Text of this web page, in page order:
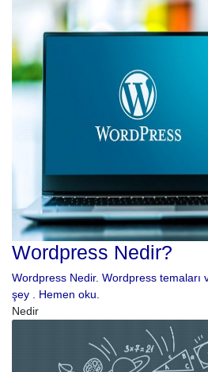
Wordpress Nedir?
Wordpress Nedir. Wordpress temaları
şey . Hemen oku.
Nedir